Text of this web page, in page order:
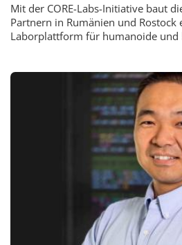
Mit der CORE-Labs-Initiative baut
Partnern in Rumänien und Rostock
Laborplattform für humanoide und